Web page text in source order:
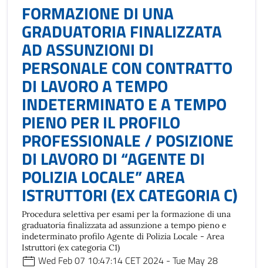
FORMAZIONE DI UNA
GRADUATORIA FINALIZZATA
AD ASSUNZIONI DI
PERSONALE CON CONTRATTO
DI LAVORO A TEMPO
INDETERMINATO E A TEMPO
PIENO PER IL PROFILO
PROFESSIONALE / POSIZIONE
DI LAVORO DI “AGENTE DI
POLIZIA LOCALE” AREA
ISTRUTTORI (EX CATEGORIA C)
Procedura selettiva per esami per la formazione di una
graduatoria finalizzata ad assunzione a tempo pieno e
indeterminato profilo Agente di Polizia Locale - Area
Istruttori (ex categoria C1)
Wed Feb 07 10:47:14 CET 2024 - Tue May 28